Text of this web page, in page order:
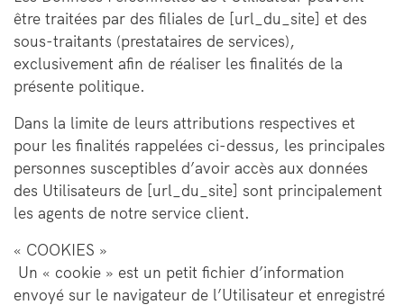
être traitées par des filiales de [url_du_site] et des
sous-traitants (prestataires de services),
exclusivement afin de réaliser les finalités de la
présente politique.
Dans la limite de leurs attributions respectives et
pour les finalités rappelées ci-dessus, les principales
personnes susceptibles d’avoir accès aux données
des Utilisateurs de [url_du_site] sont principalement
les agents de notre service client.
« COOKIES »
Un « cookie » est un petit fichier d’information
envoyé sur le navigateur de l’Utilisateur et enregistré